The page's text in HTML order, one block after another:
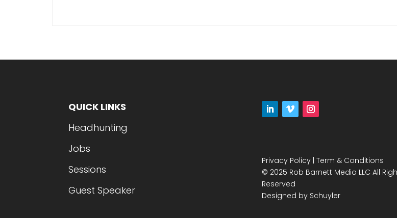
QUICK LINKS
Headhunting
Jobs
Sessions
Guest Speaker
Privacy Policy| Term & Conditions
© 2025 Rob Barnett Media LLC All
Reserved
Designed by Schuyler